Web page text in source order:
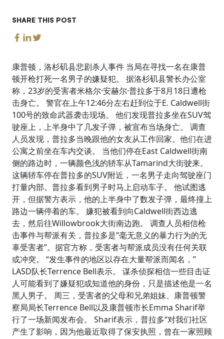
SHARE THIS POST
康普顿，洛杉矶县悲剧杀人事件 当局在寻找一名在康普
顿开枪打死一名男子的嫌疑犯。 据洛杉矶县警长办公室
称，23岁的受害者米格尔·安赫尔·普拉多于8月18日遭枪
击身亡。 警官在上午12:46分左右赶到位于E. Caldwell街
100号的致命武器袭击现场。 他们发现普拉多坐在SUV驾
驶座上，上半身中了几发子弹，被宣布当场身亡。 调查
人员发现，普拉多当晚跟他的女友从工作回家。他们在进
公寓之前坐在车内交谈。 当他们停在East Caldwell街南
侧的路边时，一辆颜色浅的轿车从Tamarind大街驶来。
这辆轿车停在普拉多的SUV附近，一名男子走向驾驶座门
打量内部。普拉多看到男子时马上启动车子。 他试图逃
开，但据警方表示，他的上半身中了数发子弹，最终撞上
路边一辆停着的车。 嫌犯被看到向Caldwell街西边逃
去，然后往Willowbrook大街南边跑。 调查人员相信枪
击事件与帮派有关，普拉多是“毫无意义的暴力行为的无
辜受害者”。据官方称，受害者与帮派成员没有任何关联
或冲突。 “发生事件的地区以存在大量帮派而闻名，”
LASD队长Terrence Bell表示。 谋杀侦探相信一些目击证
人可能看到了嫌疑犯或知道他的身份，只是描述他是一名
黑人男子。 周三，受害者的父母和兄弟姐妹、康普顿警
察局局长Terrence Bell以及康普顿市长Emma Sharif举
行了一场新闻发布会。 Sharif表示，普拉多“对我们社区
产生了影响，因为他最近取得了保安执照，曾在一家照顾